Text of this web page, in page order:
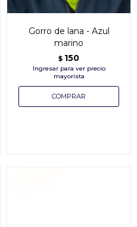
Gorro de lana - Azul
marino
$ 150